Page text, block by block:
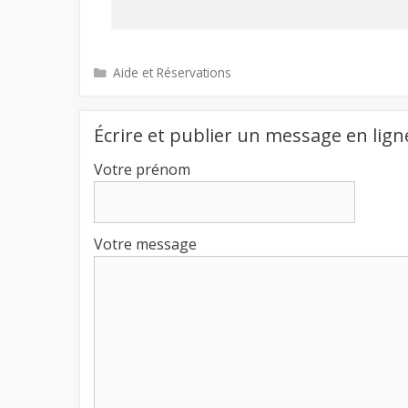
Catégories
Aide et Réservations
Écrire et publier un message en
Votre prénom
Votre message